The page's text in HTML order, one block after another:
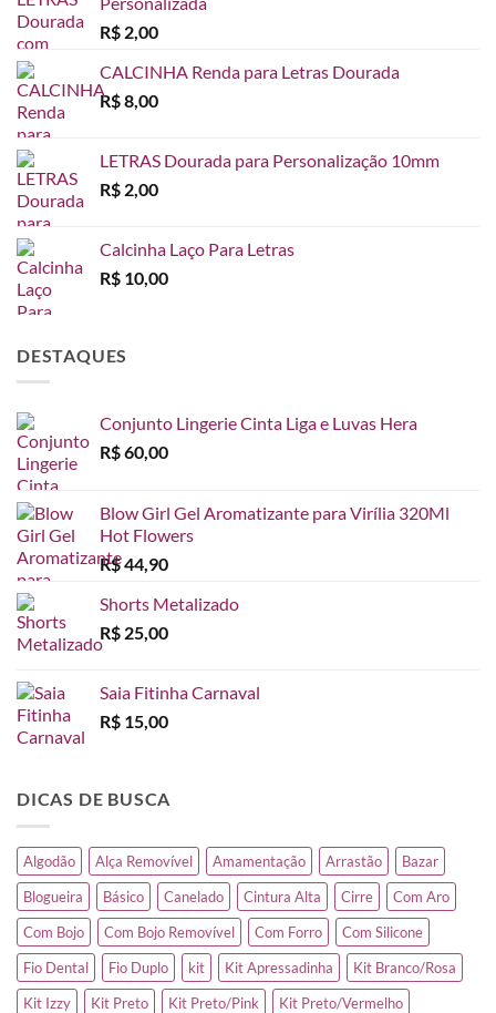
R$ 2,00
CALCINHA Renda para Letras Dourada
R$8,00
LETRAS Dourada para Personalização 10mm
R$ 2,00
Calcinha Laço Para Letras
R$ 10,00
DESTAQUES
Conjunto Lingerie Cinta Liga e Luvas Hera
R$60,00
Blow Girl Gel Aromatizante para Virília 320Ml
Hot Flowers
R$44,90
Shorts Metalizado
R$ 25,00
Saia Fitinha Carnaval
R$ 15,00
DICAS DE BUSCA
Algodão Alça Removível Amamentação Arrastão
Bazar
Blogueira
Básico Canelado Cintura Alta Cirre
Com Aro
Com Bojo
Com Bojo Removível Com Forro
Com Silicone
Fio Dental
Fio Duplo kit Kit Apressadinha
Kit Branco/Rosa
Kit Izzy
Kit Preto Kit Preto/Pink
Kit Preto/Vermelho